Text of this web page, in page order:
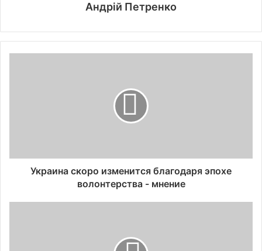
Андрій Петренко
Украина скоро изменится благодаря эпохе
волонтерства - мнение